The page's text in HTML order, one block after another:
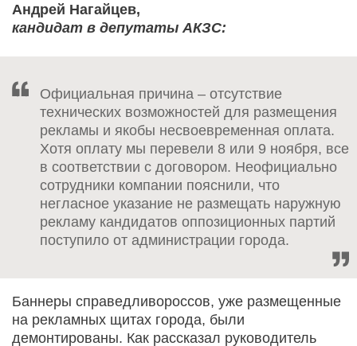
Андрей Нагайцев,
кандидат в депутаты АКЗС:
Официальная причина – отсутствие
технических возможностей для размещения
рекламы и якобы несвоевременная оплата.
Хотя оплату мы перевели 8 или 9 ноября, все
в соответствии с договором. Неофициально
сотрудники компании пояснили, что
негласное указание не размещать наружную
рекламу кандидатов оппозиционных партий
поступило от администрации города.
Баннеры справедливороссов, уже размещенные
на рекламных щитах города, были
демонтированы. Как рассказал руководитель